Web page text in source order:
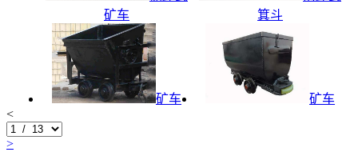
矿车
箕斗
矿车 矿车
<
>